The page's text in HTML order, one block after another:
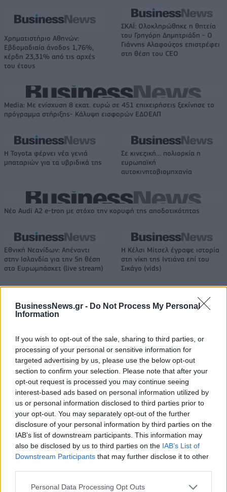
BusinessNews.gr - Do Not Process My Personal
Information
If you wish to opt-out of the sale, sharing to third parties, or
processing of your personal or sensitive information for
targeted advertising by us, please use the below opt-out
section to confirm your selection. Please note that after your
opt-out request is processed you may continue seeing
interest-based ads based on personal information utilized by
us or personal information disclosed to third parties prior to
your opt-out. You may separately opt-out of the further
disclosure of your personal information by third parties on the
IAB’s list of downstream participants. This information may
also be disclosed by us to third parties on the IAB’s List of
Downstream Participants that may further disclose it to other
Personal Data Processing Opt Outs
Χρηματιστήριο Αθηνών:
Εβδομαδιαία άνοδος 1,76%,
κέρδη 23,31% από τις αρχές
του έτους
ΣΚΑΪ: Ολοκληρώθηκε η θητεία
του Γρηγόρη Δημητριάδη - Ο
Γιάννης Αλαφούζος επιστρέφει
στη θέση του CEO
Media: Με ενίσχυση 8 εκατ. ευρώ σε 451 επιχειρήσεις ξεκίνησε το
πρόγραμμα στήριξης- Κάλυψη εισφορών ΕΔΟΕΑΠ
Η Toyota φέρνει νέα γενιά
μπαταριών για τα υβριδικά της
Σε κινεζική… πολιορκία η
ευρωπαϊκή
αυτοκινητοβιομηχανία
Νέο Audi A2 e-tron με στόχο την κορυφή της αποδοτικότητας
Εθνική Νεανίδων: Απέναντι
στην Ισλανδία για την 5η θέση
στο Ευρωμπάσκετ (live stream)
Η Κέλσι Μίτσελ έγραψε ιστορία
στη νίκη της Ιντιάνα επί του
Σικάγο (vids)
Ελληνική Αναπτυξιακή Τράπεζα: Με «προίκα» 2 δισ. ευρώ ανοίγει
δρόμο για δάνεια έως 5 δισ. σε μικρομεσαίες
Β.Σ. Καρούλιας: Τζίρος 98,7
εκατ. ευρώ και αύξηση κερδών
57% - Τα νέα στοιχήματα σε
low & non alcohol
Deloitte Ελλάδος:
Χρηματοοικονομικός
σύμβουλος της ΔΕΗ για την
είσοδο στην πολωνική αγορά
ενέργειας
Η Chery επενδύει 75 εκατ. δολάρια στην KG Mobility
Το FIAT 500 Hybrid τώρα από
Ατρόμητος και Novibet